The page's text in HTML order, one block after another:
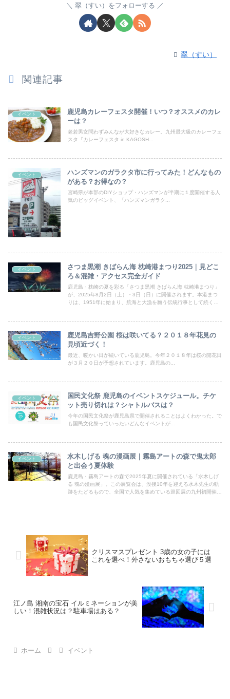
翠（すい）をフォローする
翠（すい）
関連記事
イベント
鹿児島カレーフェスタ開催！いつ？オススメのカレ
ーは？
老若男女問わずみんなが大好きなカレー。九州最大級のカレーフェ
スタ『カレーフェスタ in KAGOSH...
イベント
ハンズマンのガラクタ市に行ってみた！どんなもの
がある？お得なの？
宮崎県が本部のDIYショップ・ハンズマンが半期に１度開催する人
気のビッグイベント、『ハンズマンガラク...
イベント
さつま黒潮 きばらん海 枕崎港まつり2025｜見どこ
ろ＆混雑・アクセス完全ガイド
鹿児島・枕崎の夏を彩る「さつま黒潮 きばらん海 枕崎港まつり」
が、2025年8月2日（土）・3日（日）に開催されます。本港まつ
りは、1951年に始まり、航海と大漁を願う伝統行事として続く、
らステージショーまで、一日中心がわくわく。今回は、初めての方
にもわかりやすく、アクセス、混雑、駐車場、屋台情報など最新情
報をくわしくご紹介します。
イベント
鹿児島吉野公園 桜は咲いてる？２０１８年花見の
見頃近づく！
最近、暖かい日が続いている鹿児島。今年２０１８年は桜の開花日
が３月２０日が予想されています。鹿児島の...
イベント
国民文化祭 鹿児島のイベントスケジュール。チケ
ット売り切れは？シャトルバスは？
今年の国民文化祭が鹿児島県で開催されることはよくわかった。で
も国民文化祭っていったいどんなイベントが...
イベント
水木しげる 魂の漫画展｜霧島アートの森で鬼太郎
と出会う夏体験
鹿児島・霧島アートの森で2025年夏に開催されている「水木しげ
る 魂の漫画展」。この展覧会は、没後10年を迎える水木先生の軌
跡をたどるもので、全国で人気を集めている巡回展の九州初開催で
クリスマスプレゼント 3歳の女の子には
これを選べ！外さないおもちゃ選び５選
江ノ島 湘南の宝石 イルミネーションが美
しい！混雑状況は？駐車場はある？
ホーム イベント